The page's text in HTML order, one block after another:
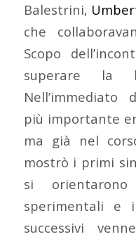
Balestrini,
che
Scopo
superare la
più importante
ma già nel
mostrò i primi
si
sperimentali e
successivi